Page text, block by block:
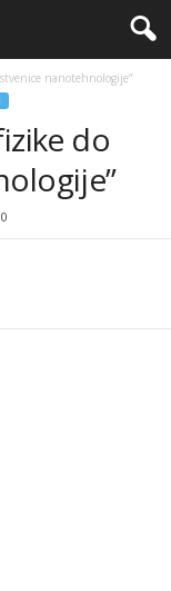
nanotehnologije”
do
0